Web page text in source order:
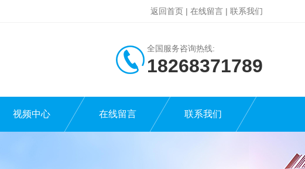
返回首页 | 在线留言 | 联系我们
全国服务咨询热线:
18268371789
视频中心 在线留言 联系我们